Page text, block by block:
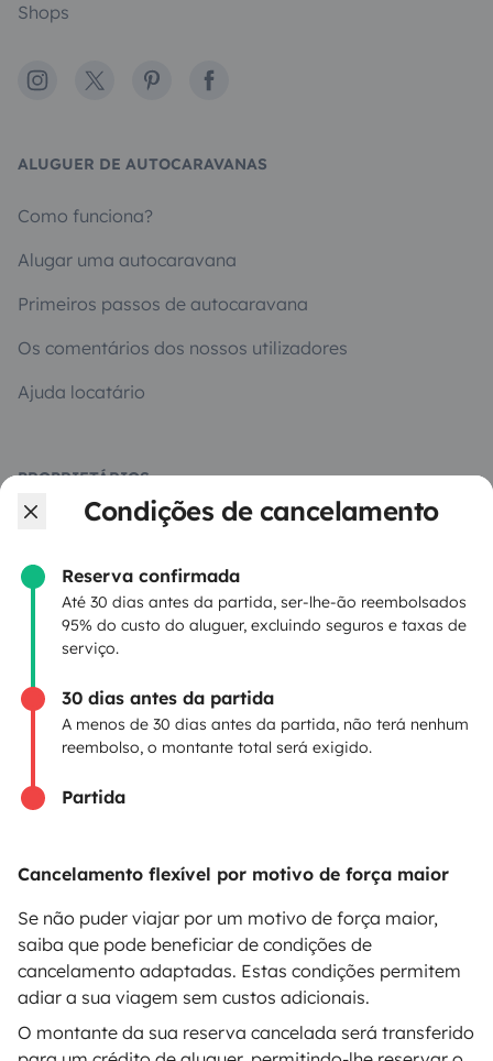
Condições de cancelamento
Reserva confirmada
Até 30 dias antes da partida, ser-lhe-ão reembolsados
95% do custo do aluguer, excluindo seguros e taxas de
serviço.
30 dias antes da partida
A menos de 30 dias antes da partida, não terá nenhum
reembolso, o montante total será exigido.
Partida
Cancelamento flexível por motivo de força maior
Se não puder viajar por um motivo de força maior,
saiba que pode beneficiar de condições de
cancelamento adaptadas. Estas condições permitem
adiar a sua viagem sem custos adicionais.
O montante da sua reserva cancelada será transferido
Shops
Instagram
X PinterestFacebook
ALUGUER DE AUTOCARAVANAS
Como funciona?
Alugar uma autocaravana
Primeiros passos de autocaravana
Os comentários dos nossos utilizadores
Ajuda locatário
PROPRIETÁRIOS
Contrato de aluguer
Seguro de aluguer
Assistências de aluguer
Ajuda proprietário
Pagamento em prestações
Descarregar na
Apple Store
Disponível na
Google Play